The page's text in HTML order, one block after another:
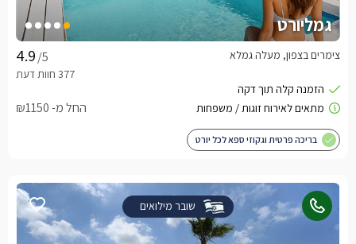
גמליורט
/5 צימרים בצפון, מעלה גמלא
החל מ- ₪1150
בריכה פרטית וגקוזי ספא לכל יורט
שובר מילואים